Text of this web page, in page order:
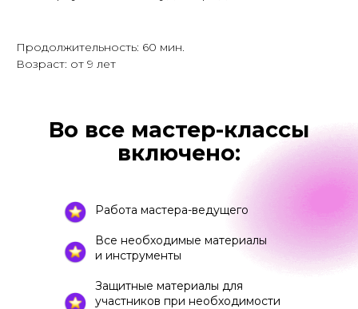
Продолжительность: 60 мин.
Возраст: от 9 лет
Работа мастера-ведущего
Все необходимые материалы
и инструменты
Защитные материалы для
участников при необходимости
Во все мастер-классы
включено: